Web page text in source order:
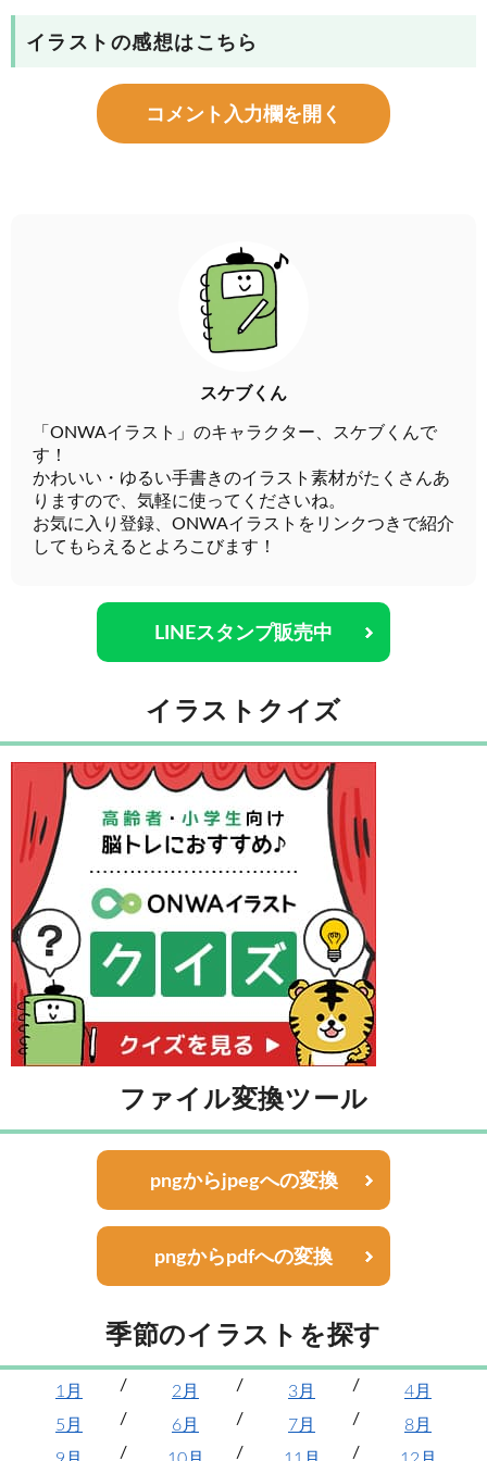
イラストの感想はこちら
コメント入力欄を開く
スケブくん
「ONWAイラスト」のキャラクター、スケブくんで
す！
かわいい・ゆるい手書きのイラスト素材がたくさんあ
りますので、気軽に使ってくださいね。
お気に入り登録、ONWAイラストをリンクつきで紹介
してもらえるとよろこびます！
LINEスタンプ販売中
イラストクイズ
ファイル変換ツール
pngからjpegへの変換
pngからpdfへの変換
季節のイラストを探す
1月 2月 3月
4月
5月
6月 7月
8月